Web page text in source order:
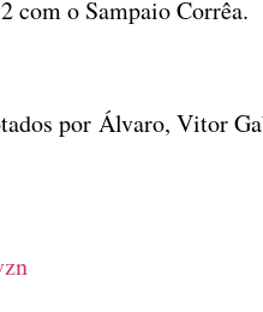
com o Sampaio Corrêa.
por Álvaro, Vitor